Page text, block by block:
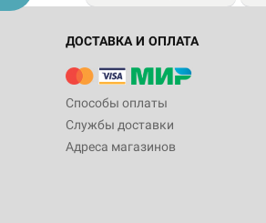
ДОСТАВКА И ОПЛАТА
Способы оплаты
Службы доставки
Адреса магазинов